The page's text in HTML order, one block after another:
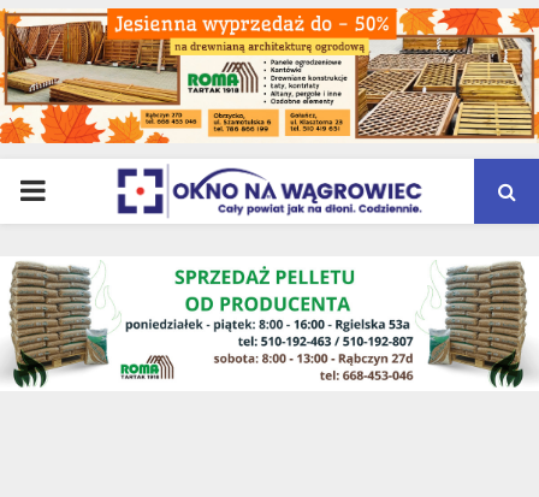
PRIMARY
MENU